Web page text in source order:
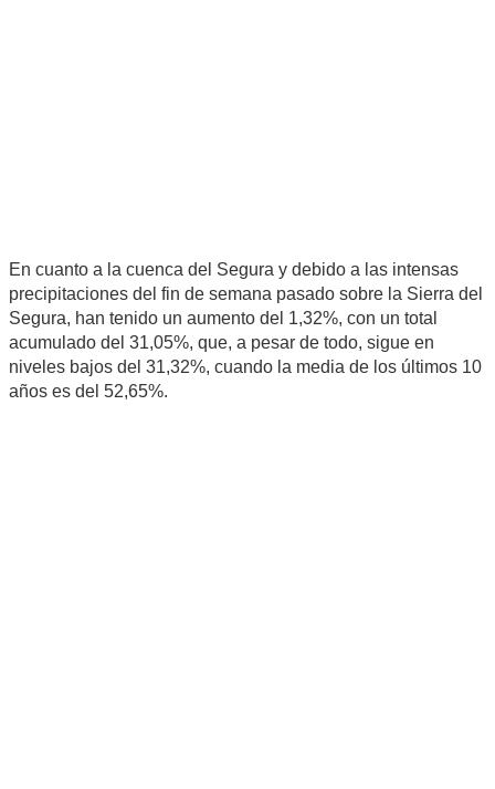
En cuanto a la cuenca del Segura y debido a las intensas
precipitaciones del fin de semana pasado sobre la Sierra del
Segura, han tenido un aumento del 1,32%, con un total
acumulado del 31,05%, que, a pesar de todo, sigue en
niveles bajos del 31,32%, cuando la media de los últimos 10
años es del 52,65%.